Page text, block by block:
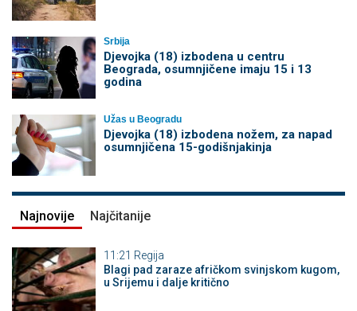
Srbija
Djevojka (18) izbodena u centru
Beograda, osumnjičene imaju 15 i 13
godina
Užas u Beogradu
Djevojka (18) izbodena nožem, za napad
osumnjičena 15-godišnjakinja
Najnovije Najčitanije
11:21 Regija
Blagi pad zaraze afričkom svinjskom kugom,
u Srijemu i dalje kritično